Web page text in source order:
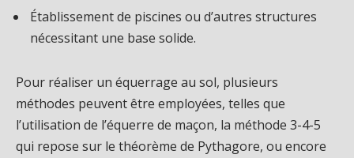
Établissement de piscines ou d’autres structures
nécessitant une base solide.
Pour réaliser un équerrage au sol, plusieurs
méthodes peuvent être employées, telles que
l’utilisation de l’équerre de maçon, la méthode 3-4-5
qui repose sur le théorème de Pythagore, ou encore